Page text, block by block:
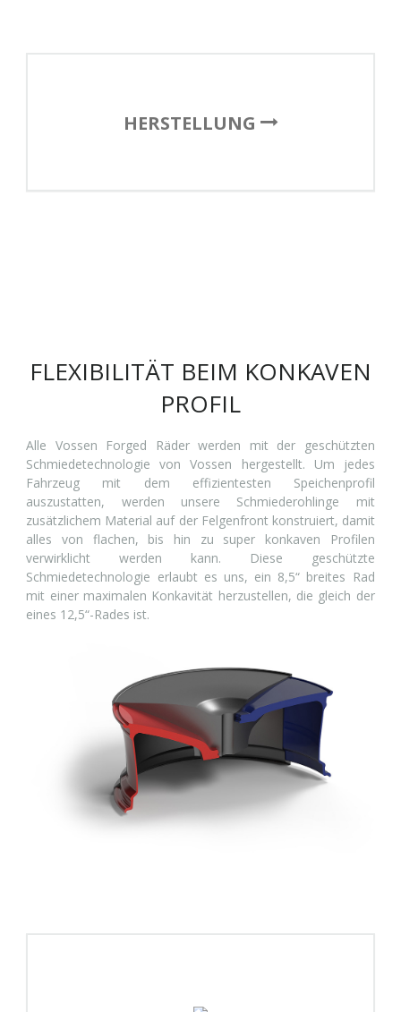
HERSTELLUNG
FLEXIBILITÄT BEIM KONKAVEN
PROFIL
Alle Vossen Forged Räder werden mit der geschützten
Schmiedetechnologie von Vossen hergestellt. Um jedes
Fahrzeug mit dem effizientesten Speichenprofil
auszustatten, werden unsere Schmiederohlinge mit
zusätzlichem Material auf der Felgenfront konstruiert, damit
alles von flachen, bis hin zu super konkaven Profilen
verwirklicht werden kann. Diese geschützte
Schmiedetechnologie erlaubt es uns, ein 8,5“ breites Rad
mit einer maximalen Konkavität herzustellen, die gleich der
eines 12,5“-Rades ist.